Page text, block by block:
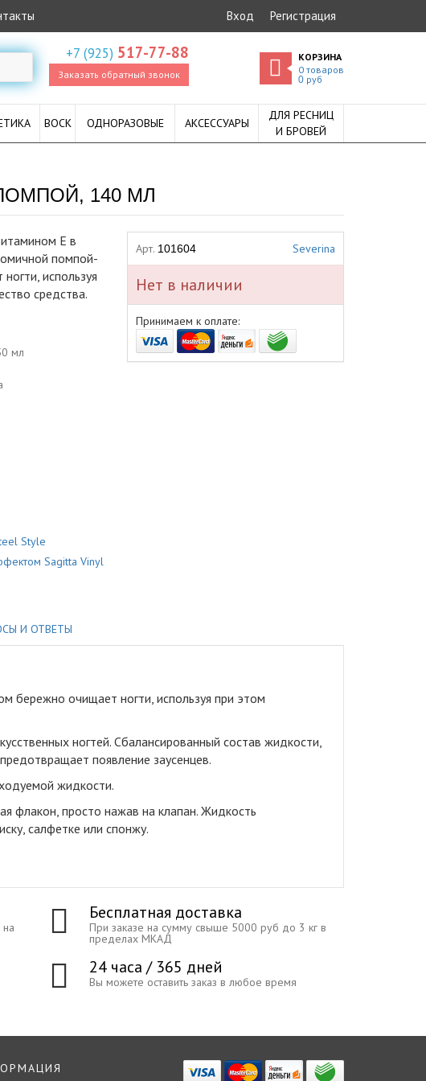
Вход Регистрация
+7 (925) 517-77-88
Заказать обратный звонок
КОРЗИНА
0 товаров
0руб
ВОСК ОДНОРАЗОВЫЕ АКСЕССУАРЫ
ДЛЯ РЕСНИЦ
И БРОВЕЙ
140 МЛ
Е в
помпой-
используя
средства.
мл
Style
Sagitta Vinyl
Арт. 101604 Severina
Нет в наличии
Принимаем к оплате:
И ОТВЕТЫ
бережно очищает ногти, используя при этом
ногтей. Сбалансированный состав жидкости,
появление заусенцев.
жидкости.
флакон, просто нажав на клапан. Жидкость
салфетке или спонжу.
Бесплатная доставка
При заказе на сумму свыше 5000 руб до 3 кг в
пределах МКАД
24 часа / 365 дней
Вы можете оставить заказ в любое время